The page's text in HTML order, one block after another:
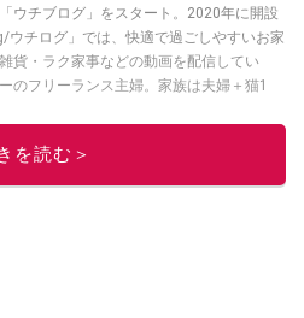
ウチブログ」をスタート。2020年に開設
ウチログ」では、快適で過ごしやすいお家
貨・ラク家事などの動画を配信してい
のフリーランス主婦。家族は夫婦＋猫1
を読む＞